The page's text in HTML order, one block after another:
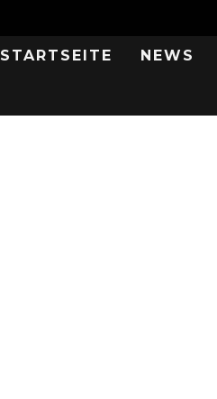
STARTSEITE NEWS